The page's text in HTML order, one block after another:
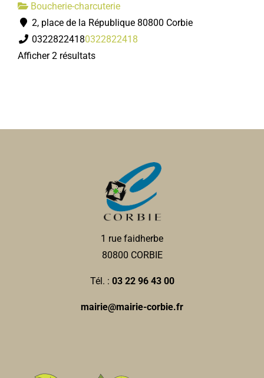
Boucherie-charcuterie
2, place de la République 80800 Corbie
03228224180322822418
Afficher 2 résultats
1 rue faidherbe
80800 CORBIE
Tél. : 03 22 96 43 00
mairie@mairie-corbie.fr